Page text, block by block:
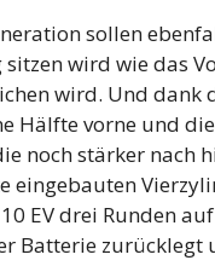
sollen
wird wie das
wird. Und
Hälfte vorne und
noch stärker nach
EV drei Runden
Batterie zurücklegt